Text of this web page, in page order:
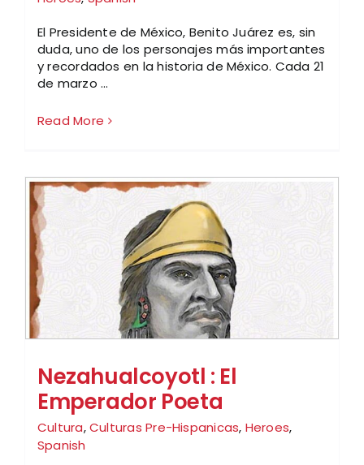
El Presidente de México, Benito Juárez es, sin
duda, uno de los personajes más importantes
y recordados en la historia de México. Cada 21
de marzo ...
Read More
Nezahualcoyotl : El
Emperador Poeta
Cultura,Culturas Pre-Hispanicas, Heroes,
Spanish